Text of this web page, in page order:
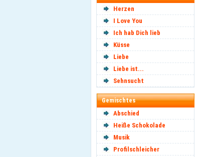
Herzen
I Love You
Ich hab Dich lieb
Küsse
Liebe
Liebe ist...
Sehnsucht
Gemischtes
Abschied
Heiße Schokolade
Musik
Profilschleicher